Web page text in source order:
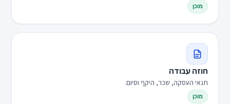
מוכן
חוזה עבודה
תנאי העסקה, שכר, היקף וסיום.
מוכן